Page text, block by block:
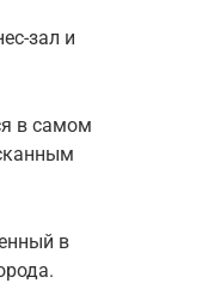
зал и
в самом
в